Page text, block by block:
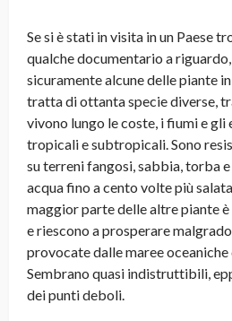
Se si è stati in visita in un Paese
qualche documentario a
sicuramente alcune delle piante
tratta di ottanta specie diverse,
vivono lungo le coste, i fiumi e gli
tropicali e subtropicali. Sono
su terreni fangosi, sabbia, torba
acqua fino a cento volte più
maggior parte delle altre piante
e riescono a prosperare
provocate dalle maree
Sembrano quasi indistruttibili,
dei punti deboli.